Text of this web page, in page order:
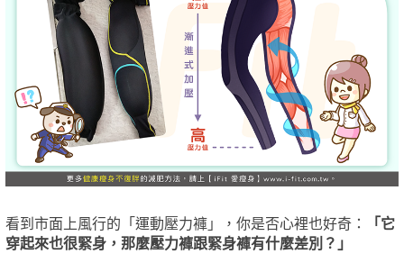
看到市面上風行的「運動壓力褲」，你是否心裡也好奇：
「它
穿起來也很緊身，那麼壓力褲跟緊身褲有什麼差別？」